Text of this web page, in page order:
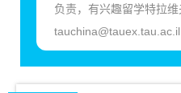
负责，有兴趣留学特拉
tauchina@tauex.tau.ac.il